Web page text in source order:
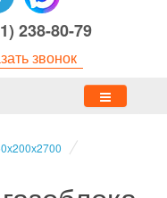
238-80-79
звонок